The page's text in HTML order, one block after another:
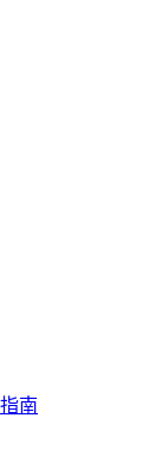
南